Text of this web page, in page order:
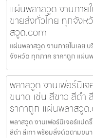
แผ่นพลาสวูด งานภาย
ขายส่งทั่วไทย ทุกจัง
สวูด.com
แผ่นพลาสวูด งานภายในเลย
จังหวัด ทุกภาค ราคาถูก แผ่น
พลาสวูด งานเฟอร์นิเ
ขนาด เช่น สีขาว สีดำ
ราคาถูก แผ่นพลาสวู
พลาสวูด งานเฟอร์นิเจอร์แป
สีดำ สีเทา พร้อมสั่งตัดตามข